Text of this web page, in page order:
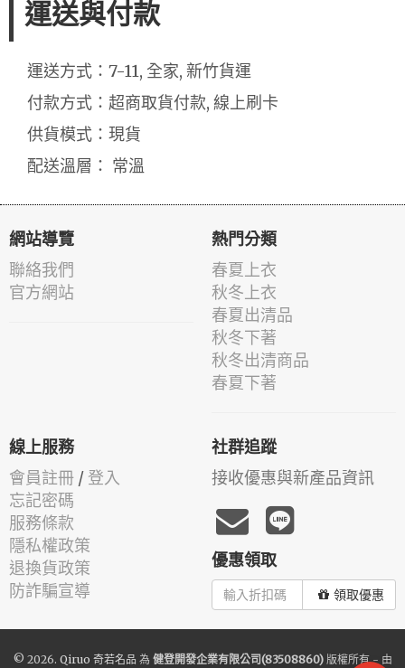
運送與付款
運送方式：7-11, 全家, 新竹貨運
付款方式：超商取貨付款, 線上刷卡
供貨模式：現貨
配送溫層： 常溫
網站導覽
聯絡我們
官方網站
熱門分類
春夏上衣
秋冬上衣
春夏出清品
秋冬下著
秋冬出清商品
春夏下著
線上服務
會員註冊 / 登入
忘記密碼
服務條款
隱私權政策
退換貨政策
防詐騙宣導
社群追蹤
接收優惠與新產品資訊
優惠領取
領取優惠
© 2026. Qiruo 奇若名品 為 健登開發企業有限公司(83508860)版權所有 - 由